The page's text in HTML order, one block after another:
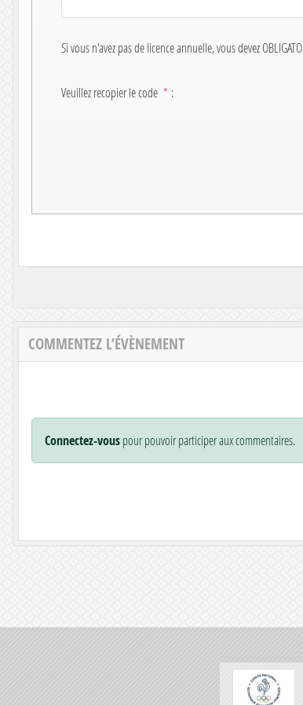
Si vous n'avez pas de licence annuelle, vous devez
Veuillez recopier le code * :
COMMENTEZ L’ÉVÈNEMENT
Connectez-vouspour pouvoir participer aux commentaires.